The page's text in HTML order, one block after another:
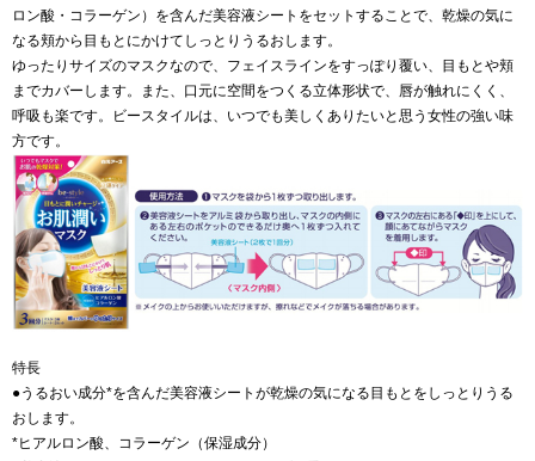
ロン酸・コラーゲン）を含んだ美容液シートをセットすることで、乾燥の気に
なる頬から目もとにかけてしっとりうるおします。
ゆったりサイズのマスクなので、フェイスラインをすっぽり覆い、目もとや頬
までカバーします。また、口元に空間をつくる立体形状で、唇が触れにくく、
呼吸も楽です。ビースタイルは、いつでも美しくありたいと思う女性の強い味
方です。
特長
●うるおい成分*を含んだ美容液シートが乾燥の気になる目もとをしっとりうる
おします。
*ヒアルロン酸、コラーゲン（保湿成分）